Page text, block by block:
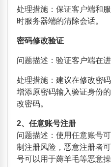
处理措施：保证客户端和
时服务器端的清除会话。
密码修改验证
问题描述：验证客户端在
处理措施：建议在修改密
增添原密码输入验证身份
改密码。
2、任意账号注册
问题描述：使用任意账号
制注册风险，恶意注册者
号可以用于薅羊毛等恶意操